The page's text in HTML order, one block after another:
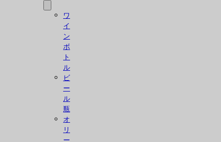
ワ
イ
ン
ボ
ト
ル
ビ
ー
ル
瓶
オ
リ
ー